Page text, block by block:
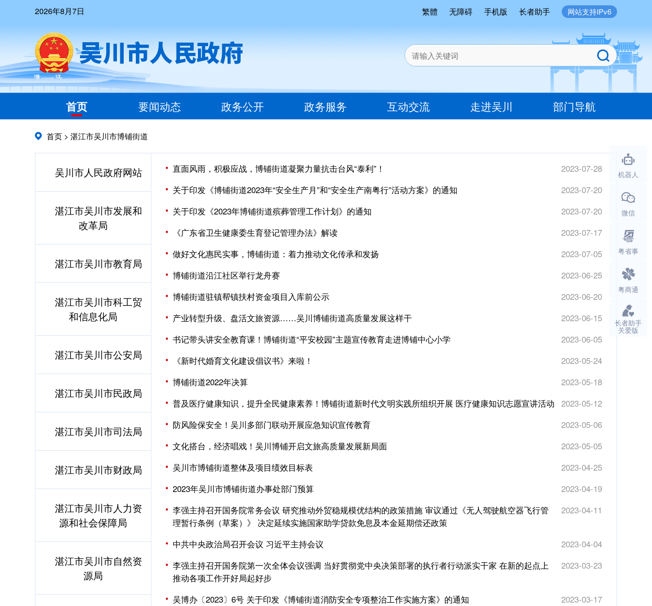
2026年8月7日 繁體 无障碍 手机版 长者助手 网站支持IPv6
首页 要闻动态 政务公开 政务服务 互动交流 走进吴川 部门导航
首页 > 湛江市吴川市博铺街道
吴川市人民政府网站
湛江市吴川市发展和
改革局
湛江市吴川市教育局
湛江市吴川市科工贸
和信息化局
湛江市吴川市公安局
湛江市吴川市民政局
湛江市吴川市司法局
湛江市吴川市财政局
湛江市吴川市人力资
源和社会保障局
湛江市吴川市自然资
源局
直面风雨，积极应战，博铺街道凝聚力量抗击台风“泰利”！
2023-07-28
关于印发《博铺街道2023年“安全生产月”和“安全生产南粤行”活动方案》的通知
2023-07-20
关于印发《2023年博铺街道殡葬管理工作计划》的通知
2023-07-20
《广东省卫生健康委生育登记管理办法》解读
2023-07-17
做好文化惠民实事，博铺街道：着力推动文化传承和发扬
2023-07-05
博铺街道沿江社区举行龙舟赛
2023-06-25
博铺街道驻镇帮镇扶村资金项目入库前公示
2023-06-20
产业转型升级、盘活文旅资源……吴川博铺街道高质量发展这样干
2023-06-15
书记带头讲安全教育课！博铺街道“平安校园”主题宣传教育走进博铺中心小学
2023-06-05
《新时代婚育文化建设倡议书》来啦！
2023-05-24
博铺街道2022年决算
2023-05-18
普及医疗健康知识，提升全民健康素养！博铺街道新时代文明实践所组织开展 医疗健康知识志愿宣讲活动 2023-05-12
防风险保安全！吴川多部门联动开展应急知识宣传教育
2023-05-06
文化搭台，经济唱戏！吴川博铺开启文旅高质量发展新局面
2023-05-05
吴川市博铺街道整体及项目绩效目标表
2023-04-25
2023年吴川市博铺街道办事处部门预算
2023-04-19
李强主持召开国务院常务会议 研究推动外贸稳规模优结构的政策措施 审议通过《无人驾驶航空器飞行管
理暂行条例（草案）》 决定延续实施国家助学贷款免息及本金延期偿还政策
2023-04-11
中共中央政治局召开会议 习近平主持会议
2023-04-04
李强主持召开国务院第一次全体会议强调 当好贯彻党中央决策部署的执行者行动派实干家 在新的起点上
推动各项工作开好局起好步
2023-03-23
吴博办〔2023〕6号 关于印发《博铺街道消防安全专项整治工作实施方案》的通知 2023-03-17
机器人
微信
粤省事
粤商通
长者助手
关爱版